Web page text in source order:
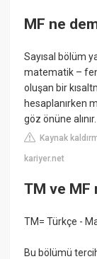
MF ne
Sayısal bölüm
matematik –
oluşan bir
hesaplanırken
göz önüne alınır.
Kaynak
kariyer.net
TM ve MF
TM= Türkçe -
Bu bölümü